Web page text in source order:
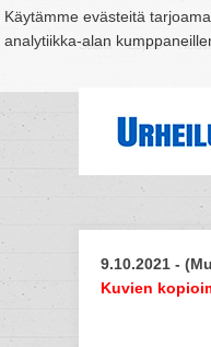
Käytämme evästeitä
analytiikka-alan
Suomi Espoo
9.10.2021 -
Kuvien